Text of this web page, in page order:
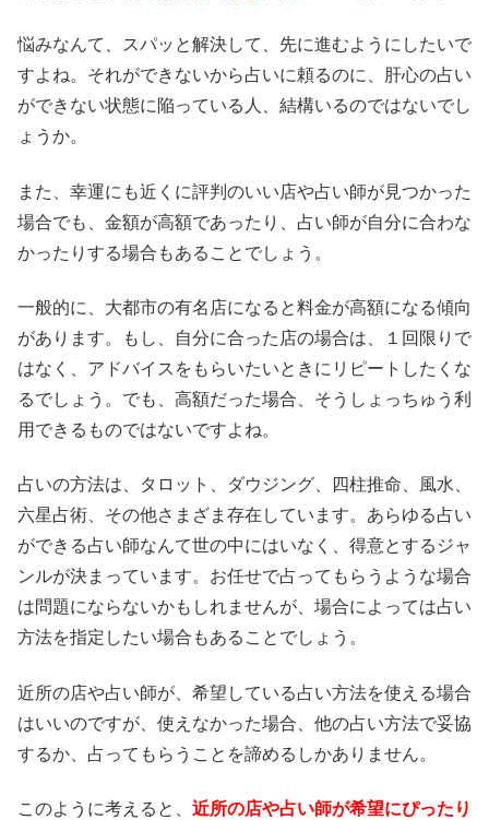
悩みなんて、スパッと解決して、先に進むようにしたいで
すよね。それができないから占いに頼るのに、肝心の占い
ができない状態に陥っている人、結構いるのではないでし
ょうか。
また、幸運にも近くに評判のいい店や占い師が見つかった
場合でも、金額が高額であったり、占い師が自分に合わな
かったりする場合もあることでしょう。
一般的に、大都市の有名店になると料金が高額になる傾向
があります。もし、自分に合った店の場合は、１回限りで
はなく、アドバイスをもらいたいときにリピートしたくな
るでしょう。でも、高額だった場合、そうしょっちゅう利
用できるものではないですよね。
占いの方法は、タロット、ダウジング、四柱推命、風水、
六星占術、その他さまざま存在しています。あらゆる占い
ができる占い師なんて世の中にはいなく、得意とするジャ
ンルが決まっています。お任せで占ってもらうような場合
は問題にならないかもしれませんが、場合によっては占い
方法を指定したい場合もあることでしょう。
近所の店や占い師が、希望している占い方法を使える場合
はいいのですが、使えなかった場合、他の占い方法で妥協
するか、占ってもらうことを諦めるしかありません。
このように考えると、 近所の店や占い師が希望にぴったり